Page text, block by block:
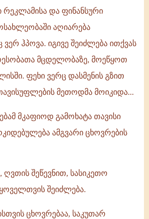
რეკლამისა და ფინანსური
აღიარება
ჰპოვა. იგივე შეიძლება ითქვას
მცდელობაზე, მოეწყოთ
ფეხი ვერც დასმენის გზით
მეთოდმა მოიკიდა...
მკაფიოდ გამოხატა თავისი
ამგვარი ცხოვრების
შეწევნით, სასიკეთო
შეიძლება.
ცხოვრებაა, საკუთარ